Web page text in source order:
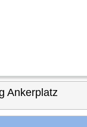
Ankerplatz